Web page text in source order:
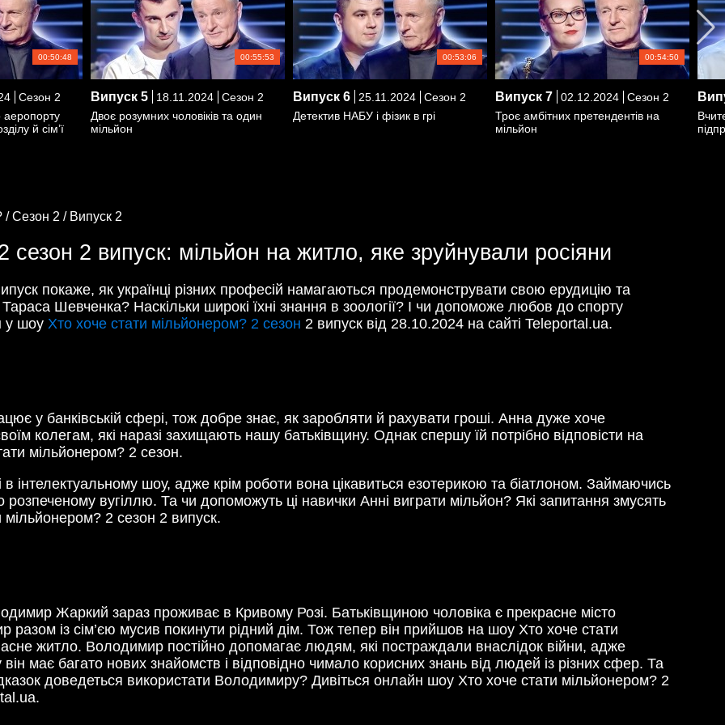
00:50:48
Сезон 2
аеропорту
й сім’ї
00:55:53
Випуск 5 18.11.2024
Сезон 2
Двоє розумних чоловіків та один
мільйон
00:53:06
Випуск 6 25.11.2024
Сезон 2
Детектив НАБУ і фізик в грі
00:54:50
Випуск 7 02.12.2024
Сезон 2
Троє амбітних претендентів на
мільйон
/Сезон 2 / Випуск 2
сезон 2 випуск: мільйон на житло, яке зруйнували росіяни
покаже, як українці різних професій намагаються продемонструвати свою ерудицію та
Шевченка? Наскільки широкі їхні знання в зоології? І чи допоможе любов до спорту
у шоу Хто хоче стати мільйонером? 2 сезон 2 випуск від 28.10.2024 на сайті Teleportal.ua.
у банківській сфері, тож добре знає, як заробляти й рахувати гроші. Анна дуже хоче
колегам, які наразі захищають нашу батьківщину. Однак спершу їй потрібно відповісти на
мільйонером? 2 сезон.
інтелектуальному шоу, адже крім роботи вона цікавиться езотерикою та біатлоном. Займаючись
вугіллю. Та чи допоможуть ці навички Анні виграти мільйон? Які запитання змусять
2 сезон 2 випуск.
Жаркий зараз проживає в Кривому Розі. Батьківщиною чоловіка є прекрасне місто
із сім’єю мусив покинути рідний дім. Тож тепер він прийшов на шоу Хто хоче стати
житло. Володимир постійно допомагає людям, які постраждали внаслідок війни, адже
має багато нових знайомств і відповідно чимало корисних знань від людей із різних сфер. Та
доведеться використати Володимиру? Дивіться онлайн шоу Хто хоче стати мільйонером? 2